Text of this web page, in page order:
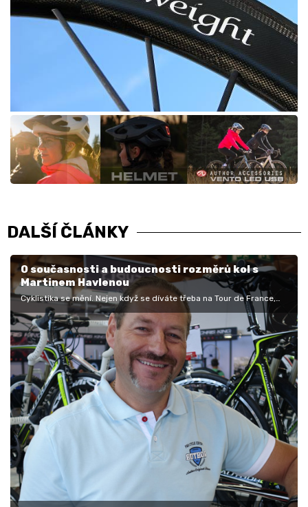
DALŠÍ ČLÁNKY
O současnosti a budoucnosti rozměrů kol s
Martinem Havlenou
Cyklistika se mění. Nejen když se díváte třeba na Tour de France,
tedy ta závodní cyklistika, ale mění se i technika. Zdá se, jako by
bylo…